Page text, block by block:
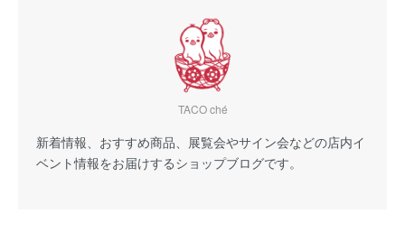
TACO ché
新着情報、おすすめ商品、展覧会やサイン会などの店内イ
ベント情報をお届けするショップブログです。